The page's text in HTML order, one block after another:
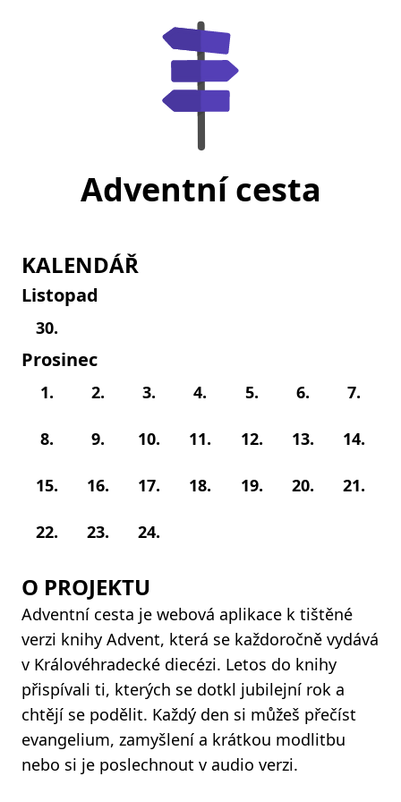
Adventní cesta
KALENDÁŘ
Listopad
30.
Prosinec
1. 2. 3. 4. 5. 6. 7.
8. 9. 10. 11. 12. 13. 14.
15. 16. 17. 18. 19. 20. 21.
22. 23. 24.
O PROJEKTU
Adventní cesta je webová aplikace k tištěné
verzi knihy Advent, která se každoročně vydává
v Královéhradecké diecézi. Letos do knihy
přispívali ti, kterých se dotkl jubilejní rok a
chtějí se podělit. Každý den si můžeš přečíst
evangelium, zamyšlení a krátkou modlitbu
nebo si je poslechnout v audio verzi.